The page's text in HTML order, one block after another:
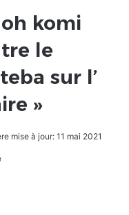
komi
le
sur l’
»
mise à jour: 11 mai 2021